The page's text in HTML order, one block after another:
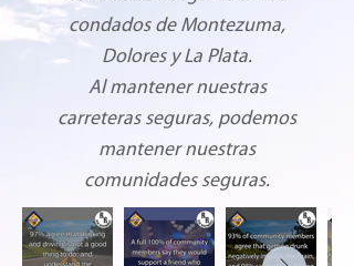
condados de Montezuma,
Dolores y La Plata.
Al mantener nuestras
carreteras seguras, podemos
mantener nuestras
comunidades seguras.